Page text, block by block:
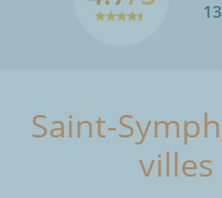
Saint-